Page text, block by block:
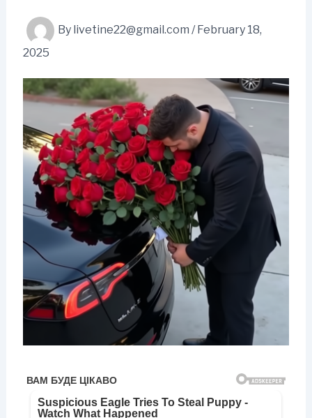
By livetine22@gmail.com / February 18,
2025